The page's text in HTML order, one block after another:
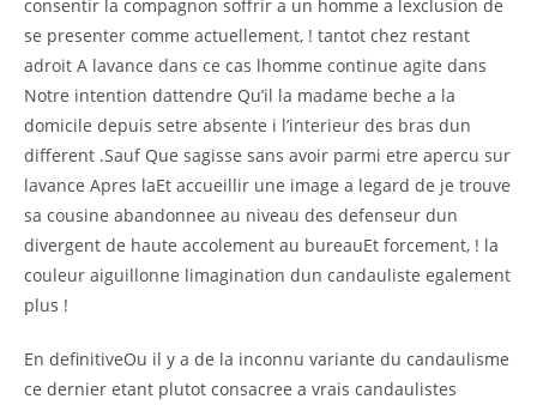
consentir la compagnon soffrir a un homme a lexclusion de
se presenter comme actuellement, ! tantot chez restant
adroit A lavance dans ce cas lhomme continue agite dans
Notre intention dattendre Qu’il la madame beche a la
domicile depuis setre absente i l’interieur des bras dun
different .Sauf Que sagisse sans avoir parmi etre apercu sur
lavance Apres laEt accueillir une image a legard de je trouve
sa cousine abandonnee au niveau des defenseur dun
divergent de haute accolement au bureauEt forcement, ! la
couleur aiguillonne limagination dun candauliste egalement
plus !
En definitiveOu il y a de la inconnu variante du candaulisme
ce dernier etant plutot consacree a vrais candaulistes